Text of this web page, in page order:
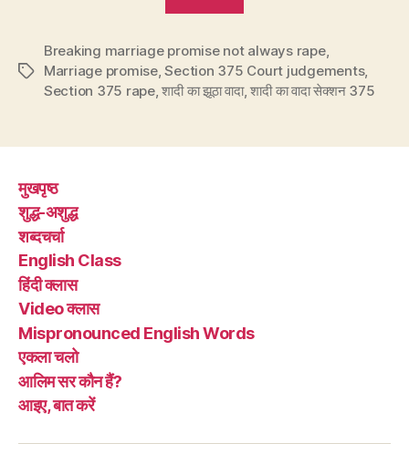
अपने
कब
है
कब
Tags
Breaking marriage promise not always rape,
Marriage promise,Section 375 Court judgements,
Section 375 rape,शादी का झूठा वादा,शादी का वादा सेक्शन 375
मुखपृष्ठ
शुद्ध-अशुद्ध
शब्दचर्चा
English Class
हिंदी क्लास
Video क्लास
Mispronounced English Words
एकला चलो
आलिम सर कौन हैं?
आइए, बात करें